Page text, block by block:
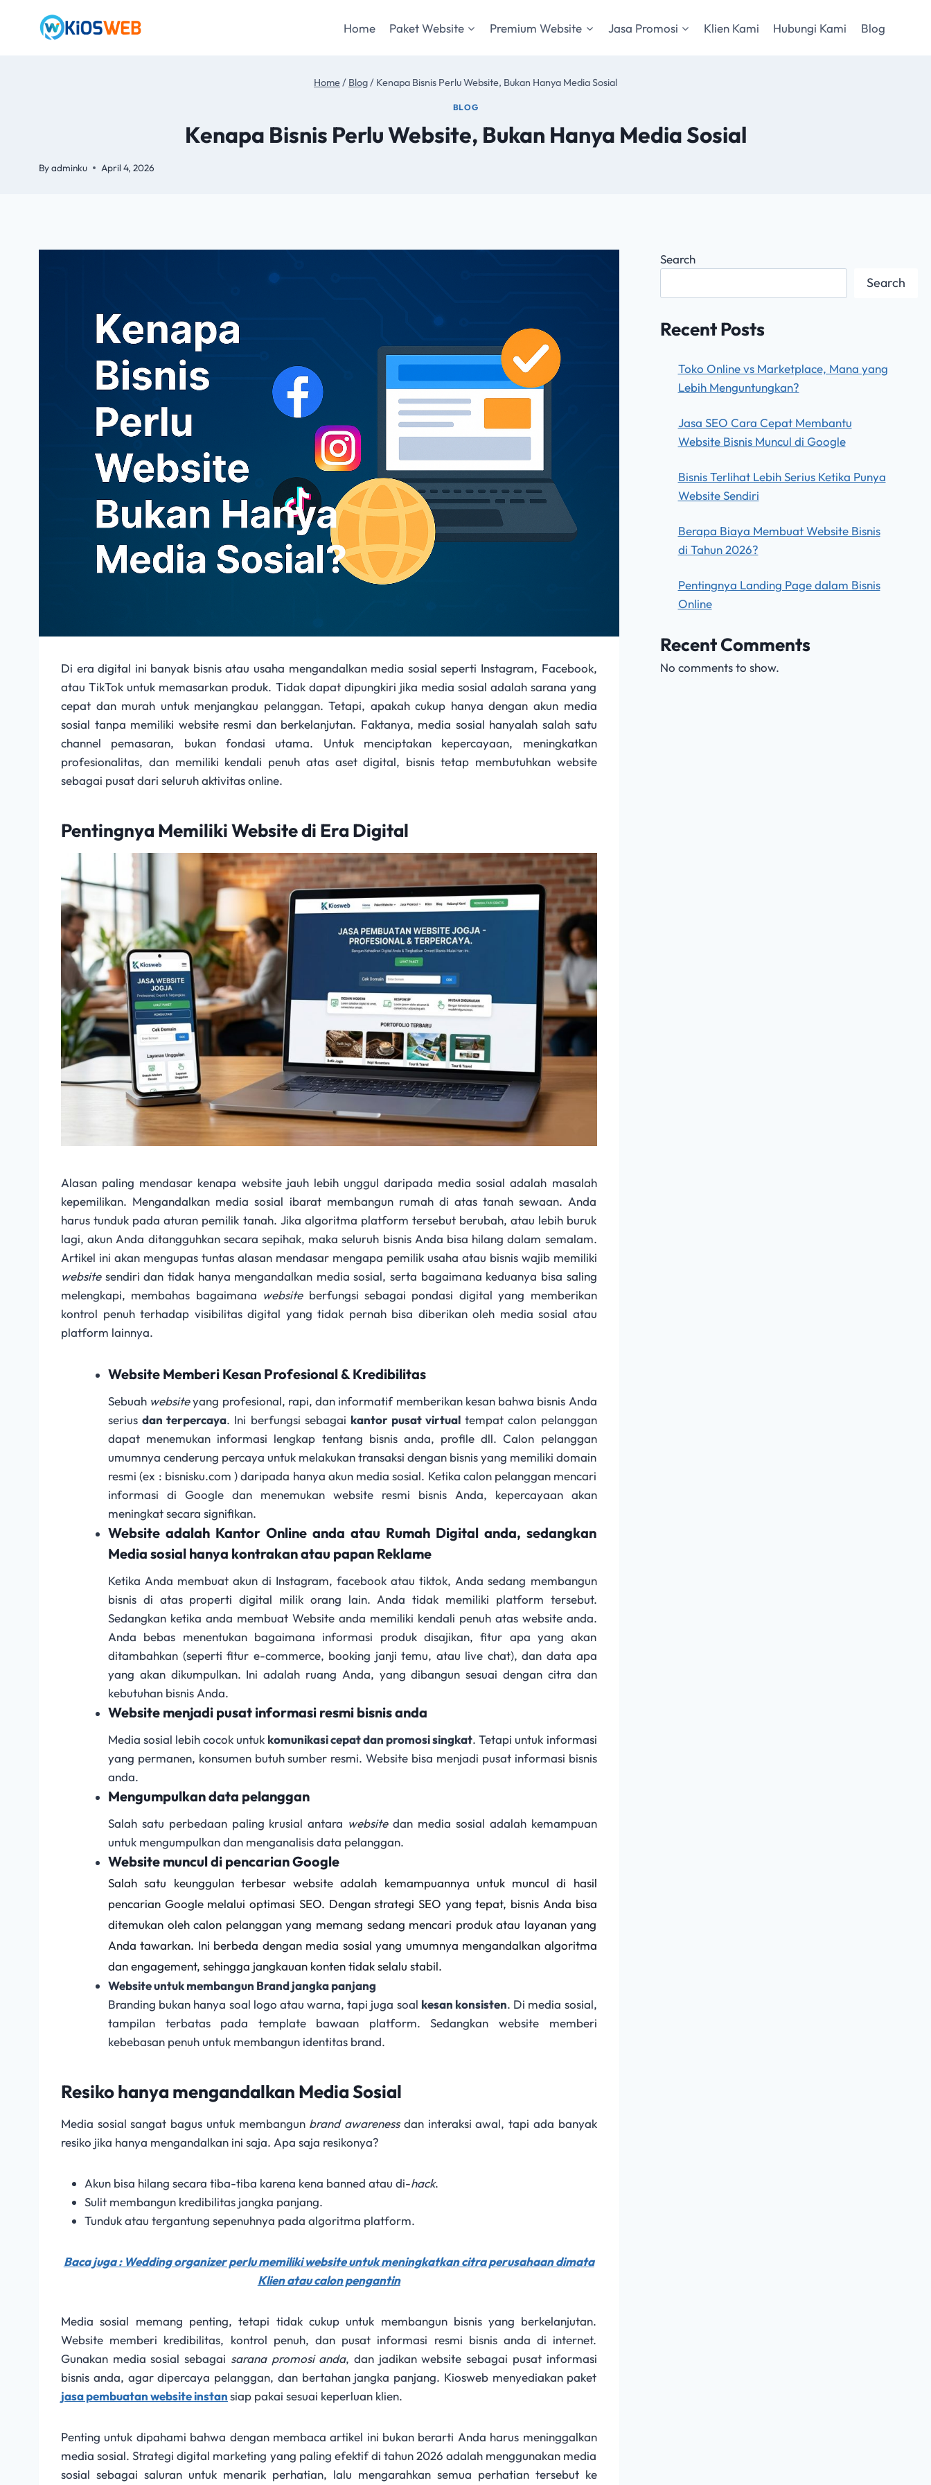
Home Paket Website Premium Website Jasa Promosi Klien Kami Hubungi Kami Blog
Home/ Blog/ Kenapa Bisnis Perlu Website, Bukan Hanya Media Sosial
BLOG
Kenapa Bisnis Perlu Website, Bukan Hanya Media Sosial
Byadminku April 4, 2026
Di era digital ini banyak bisnis atau usaha mengandalkan media sosial seperti Instagram, Facebook,
atau TikTok untuk memasarkan produk. Tidak dapat dipungkiri jika media sosial adalah sarana yang
cepat dan murah untuk menjangkau pelanggan. Tetapi, apakah cukup hanya dengan akun media
sosial tanpa memiliki website resmi dan berkelanjutan. Faktanya, media sosial hanyalah salah satu
channel pemasaran, bukan fondasi utama. Untuk menciptakan kepercayaan, meningkatkan
profesionalitas, dan memiliki kendali penuh atas aset digital, bisnis tetap membutuhkan website
sebagai pusat dari seluruh aktivitas online.
Pentingnya Memiliki Website di Era Digital
Alasan paling mendasar kenapa website jauh lebih unggul daripada media sosial adalah masalah
kepemilikan. Mengandalkan media sosial ibarat membangun rumah di atas tanah sewaan. Anda
harus tunduk pada aturan pemilik tanah. Jika algoritma platform tersebut berubah, atau lebih buruk
lagi, akun Anda ditangguhkan secara sepihak, maka seluruh bisnis Anda bisa hilang dalam semalam.
Artikel ini akan mengupas tuntas alasan mendasar mengapa pemilik usaha atau bisnis wajib memiliki
websitesendiri dan tidak hanya mengandalkan media sosial, serta bagaimana keduanya bisa saling
melengkapi, membahas bagaimana websiteberfungsi sebagai pondasi digital yang memberikan
kontrol penuh terhadap visibilitas digital yang tidak pernah bisa diberikan oleh media sosial atau
platform lainnya.
Website Memberi Kesan Profesional & Kredibilitas
Sebuah websiteyang profesional, rapi, dan informatif memberikan kesan bahwa bisnis Anda
seriusdan terpercaya. Ini berfungsi sebagai kantor pusat virtual tempat calon pelanggan
dapat menemukan informasi lengkap tentang bisnis anda, profile dll. Calon pelanggan
umumnya cenderung percaya untuk melakukan transaksi dengan bisnis yang memiliki domain
resmi (ex : bisnisku.com ) daripada hanya akun media sosial. Ketika calon pelanggan mencari
informasi di Google dan menemukan website resmi bisnis Anda, kepercayaan akan
meningkat secara signifikan.
Website adalah Kantor Online anda atau Rumah Digital anda, sedangkan
Media sosial hanya kontrakan atau papan Reklame
Ketika Anda membuat akun di Instagram, facebook atau tiktok, Anda sedang membangun
bisnis di atas properti digital milik orang lain. Anda tidak memiliki platform tersebut.
Sedangkan ketika anda membuat Website anda memiliki kendali penuh atas website anda.
Anda bebas menentukan bagaimana informasi produk disajikan, fitur apa yang akan
ditambahkan (seperti fitur e-commerce, booking janji temu, atau live chat), dan data apa
yang akan dikumpulkan. Ini adalah ruang Anda, yang dibangun sesuai dengan citra dan
kebutuhan bisnis Anda.
Website menjadi pusat informasi resmi bisnis anda
Media sosial lebih cocok untuk komunikasi cepat dan promosi singkat. Tetapi untuk informasi
yang permanen, konsumen butuh sumber resmi. Website bisa menjadi pusat informasi bisnis
anda.
Mengumpulkan data pelanggan
Salah satu perbedaan paling krusial antara websitedan media sosial adalah kemampuan
untuk mengumpulkan dan menganalisis data pelanggan.
Website muncul di pencarian Google
Salah satu keunggulan terbesar website adalah kemampuannya untuk muncul di hasil
pencarian Google melalui optimasi SEO. Dengan strategi SEO yang tepat, bisnis Anda bisa
ditemukan oleh calon pelanggan yang memang sedang mencari produk atau layanan yang
Anda tawarkan. Ini berbeda dengan media sosial yang umumnya mengandalkan algoritma
dan engagement, sehingga jangkauan konten tidak selalu stabil.
Website untuk membangun Brand jangka panjang
Branding bukan hanya soal logo atau warna, tapi juga soal kesan konsisten. Di media sosial,
tampilan terbatas pada template bawaan platform. Sedangkan website memberi
kebebasan penuh untuk membangun identitas brand.
Resiko hanya mengandalkan Media Sosial
Media sosial sangat bagus untuk membangun brand awarenessdan interaksi awal, tapi ada banyak
resiko jika hanya mengandalkan ini saja. Apa saja resikonya?
Akun bisa hilang secara tiba-tiba karena kena banned atau di-hack.
Sulit membangun kredibilitas jangka panjang.
Tunduk atau tergantung sepenuhnya pada algoritma platform.
Baca juga : Wedding organizer perlu memiliki website untuk meningkatkan citra perusahaan dimata
Klien atau calon pengantin
Media sosial memang penting, tetapi tidak cukup untuk membangun bisnis yang berkelanjutan.
Website memberi kredibilitas, kontrol penuh, dan pusat informasi resmi bisnis anda di internet.
Gunakan media sosial sebagai sarana promosi anda, dan jadikan website sebagai pusat informasi
bisnis anda, agar dipercaya pelanggan, dan bertahan jangka panjang. Kiosweb menyediakan paket
jasa pembuatan website instansiap pakai sesuai keperluan klien.
Penting untuk dipahami bahwa dengan membaca artikel ini bukan berarti Anda harus meninggalkan
media sosial. Strategi digital marketing yang paling efektif di tahun 2026 adalah menggunakan media
sosial sebagai saluran untuk menarik perhatian, lalu mengarahkan semua perhatian tersebut ke
Search
Search
Recent Posts
Toko Online vs Marketplace, Mana yang
Lebih Menguntungkan?
Jasa SEO Cara Cepat Membantu
Website Bisnis Muncul di Google
Bisnis Terlihat Lebih Serius Ketika Punya
Website Sendiri
Berapa Biaya Membuat Website Bisnis
di Tahun 2026?
Pentingnya Landing Page dalam Bisnis
Online
Recent Comments
No comments to show.